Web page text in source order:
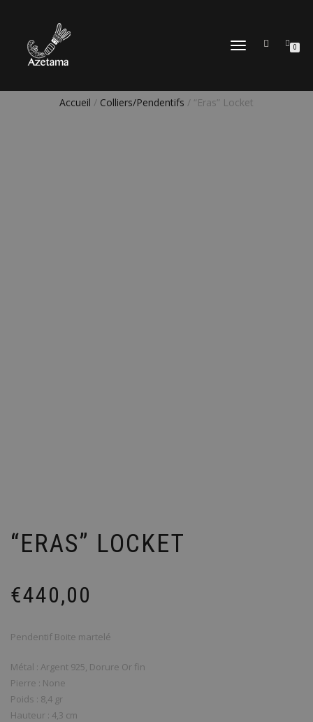
DÉPLIER
0
Accueil / Colliers/Pendentifs / “Eras” Locket
“ERAS” LOCKET
€440,00
Pendentif Boite martelé
Métal : Argent 925, Dorure Or fin
Pierre : None
Poids : 8,4 gr
Hauteur : 4,3 cm